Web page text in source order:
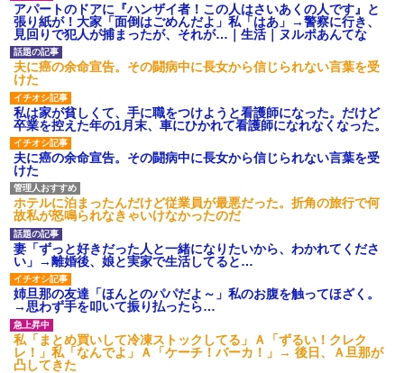
ＤＮＡ検査『血縁関係０％』旦那「やっぱり托卵だったんだ…」
嫁「本当に身に覚えがない」「なにかの間違いだ！取り違え
だ！」→ 嫁「あっ」
婚活パーティーでよく会う美女がいた。こんな完璧な容姿を持っ
てしても結婚て難しいんだなぁ…と思ってた
妻「ずっと好きだった人と一緒になりたいから、わかれてくださ
い」→離婚後、娘と実家で生活してると…
アパートのドアに『ハンザイ者！この人はさいあくの人です』と
張り紙が！大家「面倒はごめんだよ」私「はあ」→警察に行き、
見回りで犯人が捕まったが、それが…｜生活｜ヌルポあんてな
夫に癌の余命宣告。その闘病中に長女から信じられない言葉を受
けた
私は家が貧しくて、手に職をつけようと看護師になった。だけど
卒業を控えた年の1月末、車にひかれて看護師になれなくなった。
夫に癌の余命宣告。その闘病中に長女から信じられない言葉を受
けた
ホテルに泊まったんだけど従業員が最悪だった。折角の旅行で何
故私が怒鳴られなきゃいけなかったのだ
妻「ずっと好きだった人と一緒になりたいから、わかれてくださ
い」→離婚後、娘と実家で生活してると…
姉旦那の友達「ほんとのパパだよ～」私のお腹を触ってほざく。
→思わず手を叩いて振り払ったら…
私「まとめ買いして冷凍ストックしてる」Ａ「ずるい！クレク
レ！」私「なんでよ」Ａ「ケーチ！バーカ！」→ 後日、Ａ旦那が
凸してきた